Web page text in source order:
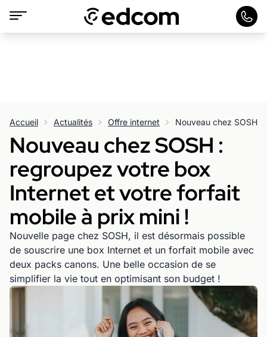
Accueil Actualités Offre internet
Nouveau chez SOSH :
regroupez votre box
Internet et votre forfait
mobile à prix mini !
Nouvelle page chez SOSH, il est désormais possible
de souscrire une box Internet et un forfait mobile avec
deux packs canons. Une belle occasion de se
simplifier la vie tout en optimisant son budget !